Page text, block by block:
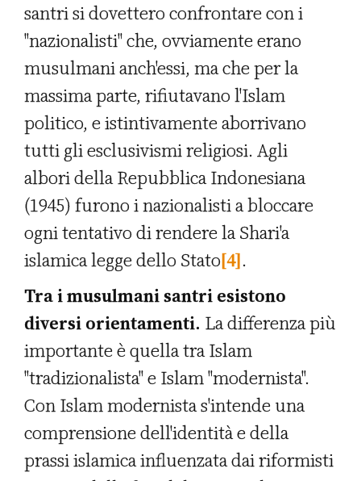
santri si dovettero confrontare con i
"nazionalisti" che, ovviamente erano
musulmani anch'essi, ma che per la
massima parte, rifiutavano l'Islam
politico, e istintivamente aborrivano
tutti gli esclusivismi religiosi. Agli
albori della Repubblica Indonesiana
(1945) furono i nazionalisti a bloccare
ogni tentativo di rendere la Shari'a
islamica legge dello Stato[4].
Tra i musulmani santri esistono
diversi orientamenti. La differenza più
importante è quella tra Islam
"tradizionalista" e Islam "modernista".
Con Islam modernista s'intende una
comprensione dell'identità e della
prassi islamica influenzata dai riformisti